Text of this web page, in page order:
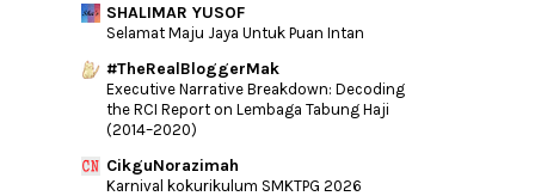
► 2014(46)
2013(154)
►2012(76)
►2011(10)
2010
SHALIMAR YUSOF
Selamat Maju Jaya Untuk Puan Intan
#TheRealBloggerMak
Executive Narrative Breakdown: Decoding
the RCI Report on Lembaga Tabung Haji
(2014–2020)
CikguNorazimah
Karnival kokurikulum SMKTPG 2026